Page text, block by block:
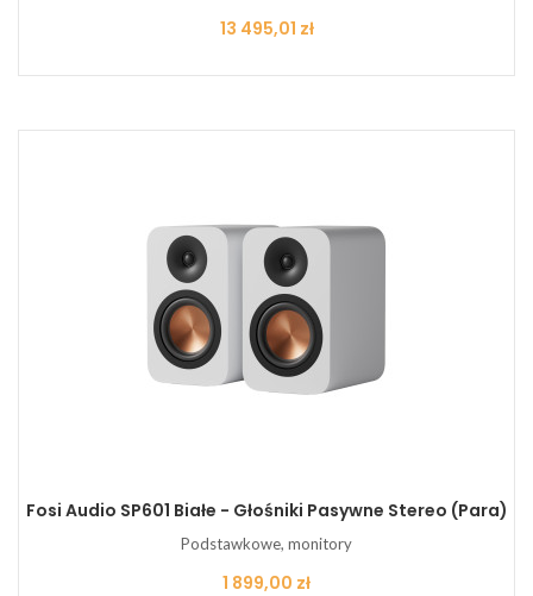
Cena
13 495,01 zł
Fosi Audio SP601 Białe - Głośniki Pasywne Stereo (para)
Podstawkowe, monitory
Cena
1 899,00 zł